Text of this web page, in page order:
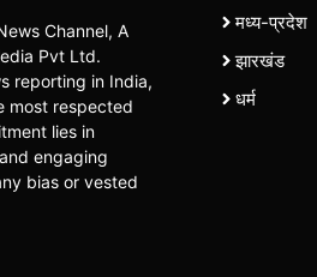
Channel, A
Pvt Ltd.
reporting in India,
most respected
lies in
engaging
bias or vested
मध्य-प्रदेश
झारखंड
धर्म